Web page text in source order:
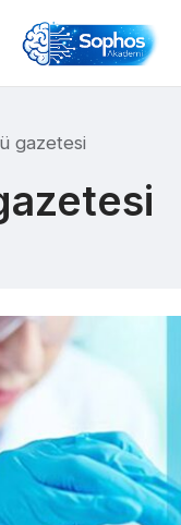
gazetesi